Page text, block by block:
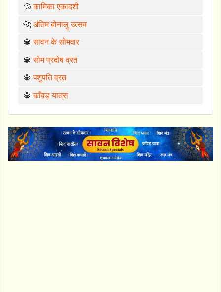
🐚कामिका एकादशी
🐅 अंतिम बोनालु उत्सव
🔱सावन के सोमवार
🔱सोम प्रदोष व्रत
🔱पशुपति व्रत
🔱काँवड़ यात्रा